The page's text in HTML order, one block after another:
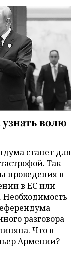
волю
станет для
Так
проведения в
в ЕС или
разговора
Что в
Армении?